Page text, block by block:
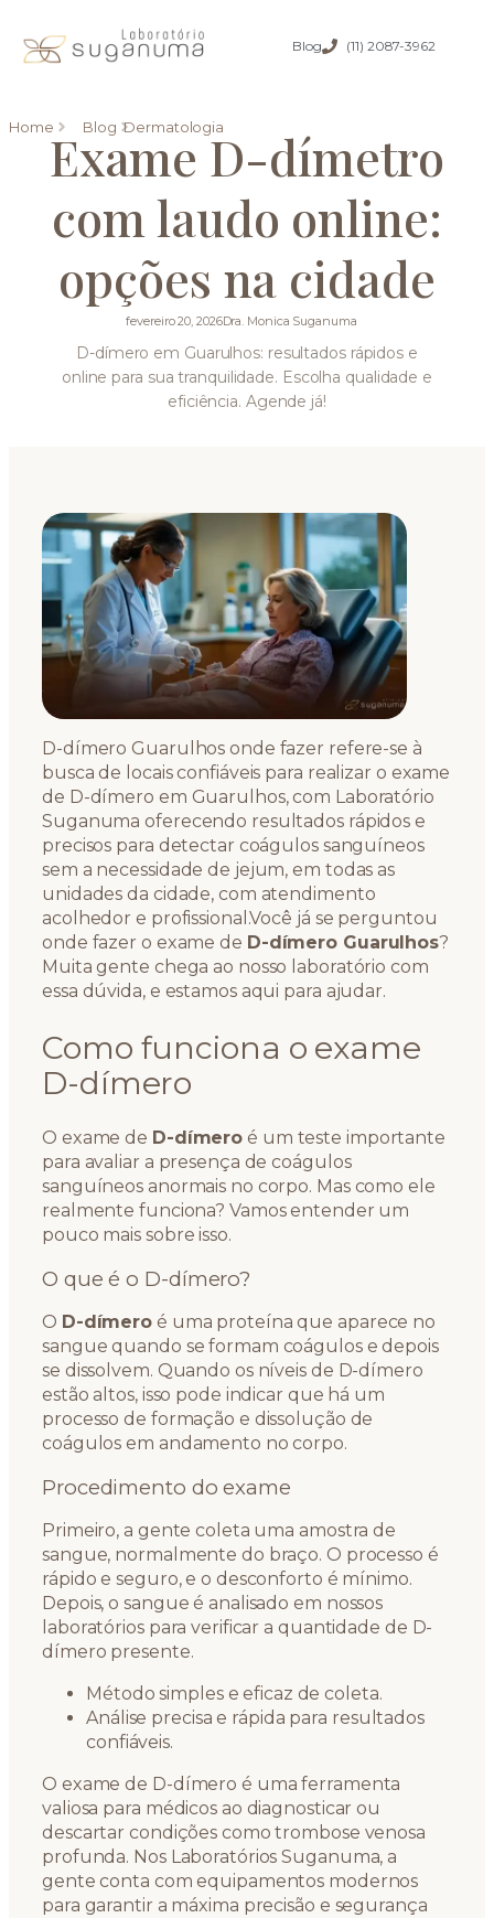
Blog (11) 2087-3962
Home Blog Dermatologia
Exame D-dímetro
com laudo online:
opções na cidade
fevereiro 20, 2026Dra. Monica Suganuma
D-dímero em Guarulhos: resultados rápidos e
online para sua tranquilidade. Escolha qualidade e
eficiência. Agende já!
D-dímero Guarulhos onde fazer refere-se à
busca de locais confiáveis para realizar o exame
de D-dímero em Guarulhos, com Laboratório
Suganuma oferecendo resultados rápidos e
precisos para detectar coágulos sanguíneos
sem a necessidade de jejum, em todas as
unidades da cidade, com atendimento
acolhedor e profissional.Você já se perguntou
onde fazer o exame de D-dímero Guarulhos?
Muita gente chega ao nosso laboratório com
essa dúvida, e estamos aqui para ajudar.
Como funciona o exame
D-dímero
O exame de D-dímero é um teste importante
para avaliar a presença de coágulos
sanguíneos anormais no corpo. Mas como ele
realmente funciona? Vamos entender um
pouco mais sobre isso.
O que é o D-dímero?
O D-dímero é uma proteína que aparece no
sangue quando se formam coágulos e depois
se dissolvem. Quando os níveis de D-dímero
estão altos, isso pode indicar que há um
processo de formação e dissolução de
coágulos em andamento no corpo.
Procedimento do exame
Primeiro, a gente coleta uma amostra de
sangue, normalmente do braço. O processo é
rápido e seguro, e o desconforto é mínimo.
Depois, o sangue é analisado em nossos
laboratórios para verificar a quantidade de D-
dímero presente.
Método simples e eficaz de coleta.
Análise precisa e rápida para resultados
confiáveis.
O exame de D-dímero é uma ferramenta
valiosa para médicos ao diagnosticar ou
descartar condições como trombose venosa
profunda. Nos Laboratórios Suganuma, a
gente conta com equipamentos modernos
para garantir a máxima precisão e segurança